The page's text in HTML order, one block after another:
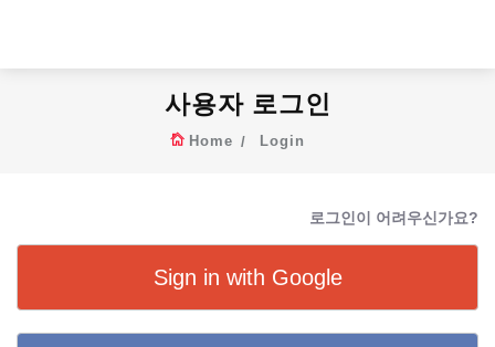
사용자 로그인
Home Login
로그인이 어려우신가요?
Sign in with Google